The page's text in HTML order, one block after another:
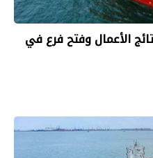
الأعمال وفتح فرع في